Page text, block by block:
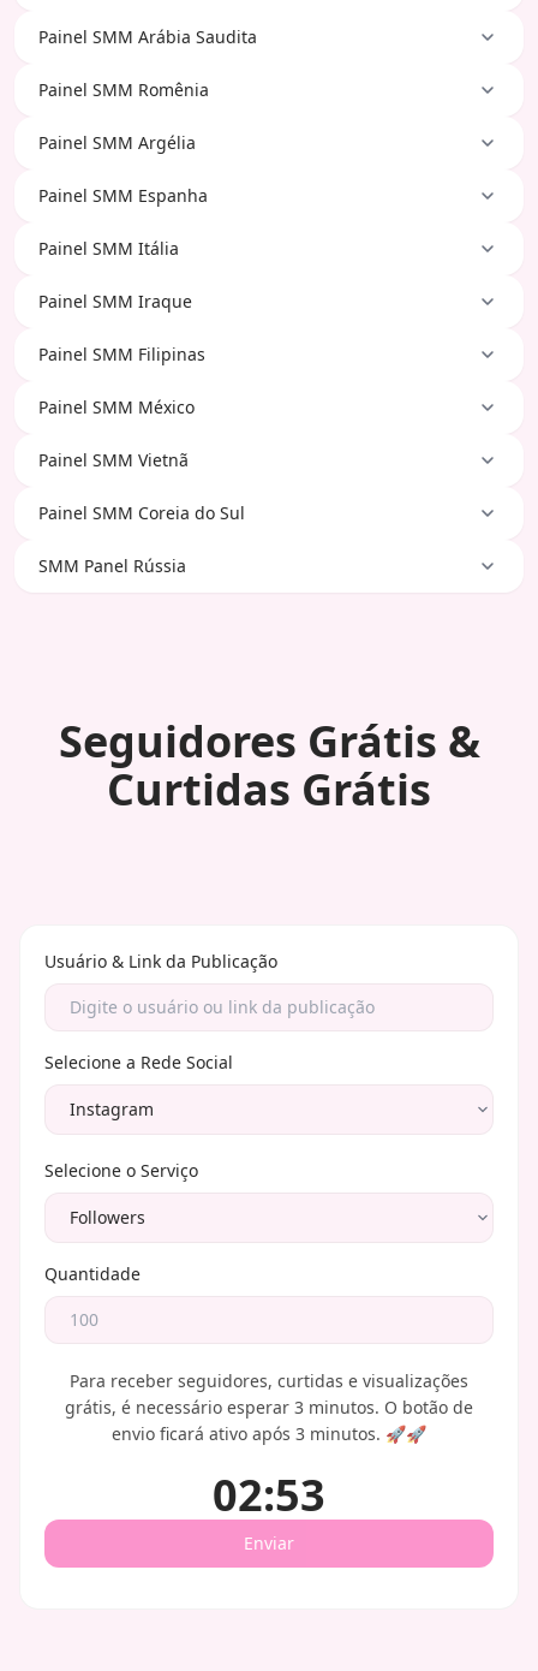
Painel SMM Arábia Saudita
Painel SMM Romênia
Painel SMM Argélia
Painel SMM Espanha
Painel SMM Itália
Painel SMM Iraque
Painel SMM Filipinas
Painel SMM México
Painel SMM Vietnã
Painel SMM Coreia do Sul
SMM Panel Rússia
Seguidores Grátis &
Curtidas Grátis
Usuário & Link da Publicação
Selecione a Rede Social
Selecione o Serviço
Quantidade
Para receber seguidores, curtidas e visualizações
grátis, é necessário esperar 3 minutos. O botão de
envio ficará ativo após 3 minutos. 🚀🚀
02:52
Enviar